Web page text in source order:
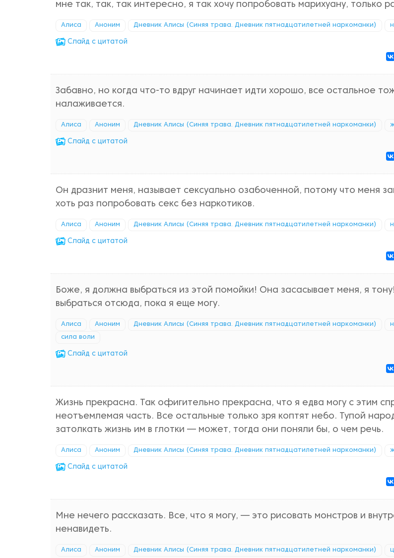
мне так, так, так интересно, я так хочу попробовать марихуану, только
Алиса Аноним Дневник Алисы (Синяя трава. Дневник пятнадцатилетней наркоманки)
Cлайд с цитатой
Забавно, но когда что-то вдруг начинает идти хорошо, все остальное
налаживается.
Алиса Аноним Дневник Алисы (Синяя трава. Дневник пятнадцатилетней наркоманки)
Cлайд с цитатой
Он дразнит меня, называет сексуально озабоченной, потому что меня
хоть раз попробовать секс без наркотиков.
Алиса Аноним Дневник Алисы (Синяя трава. Дневник пятнадцатилетней наркоманки)
Cлайд с цитатой
Боже, я должна выбраться из этой помойки! Она засасывает меня, я
выбраться отсюда, пока я еще могу.
Алиса Аноним Дневник Алисы (Синяя трава. Дневник пятнадцатилетней наркоманки)
сила воли
Cлайд с цитатой
Жизнь прекрасна. Так офигительно прекрасна, что я едва могу с этим
неотъемлемая часть. Все остальные только зря коптят небо. Тупой
затолкать жизнь им в глотки — может, тогда они поняли бы, о чем речь.
Алиса Аноним Дневник Алисы (Синяя трава. Дневник пятнадцатилетней наркоманки)
Cлайд с цитатой
Мне нечего рассказать. Все, что я могу, — это рисовать монстров и
ненавидеть.
Алиса Аноним Дневник Алисы (Синяя трава. Дневник пятнадцатилетней наркоманки)